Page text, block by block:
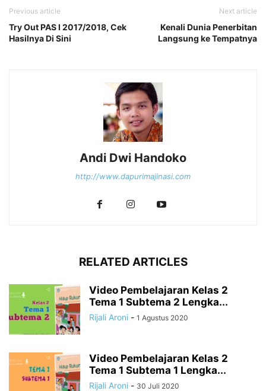
Previous article
Try Out PAS I 2017/2018, Cek
Hasilnya Di Sini
Next article
Kenali Dunia Penerbitan
Langsung ke Tempatnya
Andi Dwi Handoko
http://www.dapurimajinasi.com
RELATED ARTICLES
Video Pembelajaran Kelas 2
Tema 1 Subtema 2 Lengka...
Rijali Aroni - 1 Agustus 2020
Video Pembelajaran Kelas 2
Tema 1 Subtema 1 Lengka...
Rijali Aroni - 30 Juli 2020